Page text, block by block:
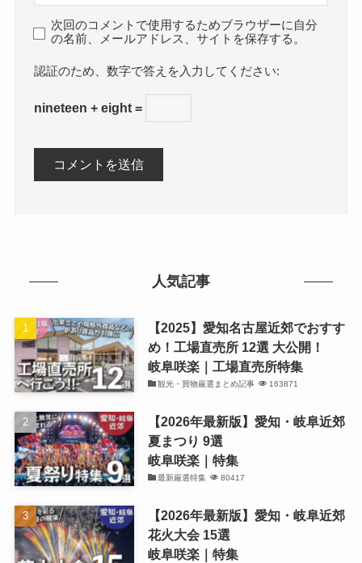
次回のコメントで使用するためブラウザーに自分
の名前、メールアドレス、サイトを保存する。
数字で答えを入力してください:
nineteen + eight =
人気記事
【2025】愛知名古屋近郊でおすす
め！工場直売所 12選 大公開！
岐阜咲楽｜工場直売所特集
観光・買物厳選まとめ記事 163871
【2026年最新版】愛知・岐阜近郊
夏まつり 9選
岐阜咲楽｜特集
最新厳選特集 80417
【2026年最新版】愛知・岐阜近郊
花火大会 15選
岐阜咲楽｜特集